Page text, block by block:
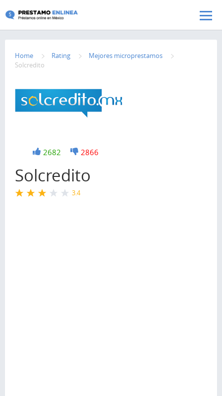
Pasar al contenido principal
Home Rating
Mejores microprestamos
Solcredito
+1 2682 -1 2866
Solcredito
3.4